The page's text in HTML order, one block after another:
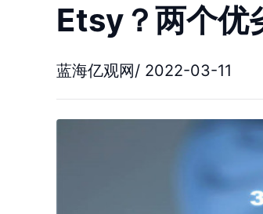
Etsy？两个优
蓝海亿观网/ 2022-03-11